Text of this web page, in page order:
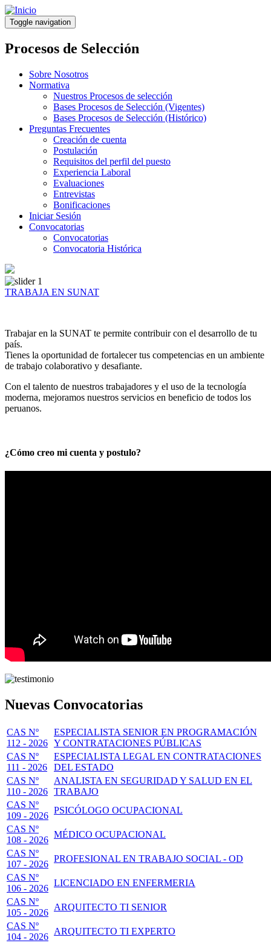
Pasar
al
contenido
principal
Toggle navigation
Procesos de Selección
Sobre Nosotros
Normativa
Nuestros Procesos de selección
Bases Procesos de Selección (Vigentes)
Bases Procesos de Selección (Histórico)
Preguntas Frecuentes
Creación de cuenta
Postulación
Requisitos del perfil del puesto
Experiencia Laboral
Evaluaciones
Entrevistas
Bonificaciones
Iniciar Sesión
Convocatorias
Convocatorias
Convocatoria Histórica
TRABAJA EN SUNAT
Trabajar en la SUNAT te permite contribuir con el desarrollo de tu
país.
Tienes la oportunidad de fortalecer tus competencias en un ambiente
de trabajo colaborativo y desafiante.
Con el talento de nuestros trabajadores y el uso de la tecnología
moderna, mejoramos nuestros servicios en beneficio de todos los
peruanos.
¿Cómo creo mi cuenta y postulo?
Nuevas Convocatorias
CAS Nº
112 - 2026
ESPECIALISTA SENIOR EN PROGRAMACIÓN
Y CONTRATACIONES PÚBLICAS
CAS Nº
111 - 2026
ESPECIALISTA LEGAL EN CONTRATACIONES
DEL ESTADO
CAS Nº
110 - 2026
ANALISTA EN SEGURIDAD Y SALUD EN EL
TRABAJO
CAS Nº
109 - 2026
PSICÓLOGO OCUPACIONAL
CAS Nº
108 - 2026
MÉDICO OCUPACIONAL
CAS Nº
107 - 2026
PROFESIONAL EN TRABAJO SOCIAL - OD
CAS Nº
106 - 2026
LICENCIADO EN ENFERMERIA
CAS Nº
105 - 2026
ARQUITECTO TI SENIOR
CAS Nº
104 - 2026
ARQUITECTO TI EXPERTO